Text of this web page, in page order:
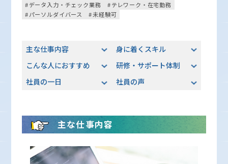
データ入力・チェック業務
テレワーク・在宅勤務
パーソルダイバース
未経験可
主な仕事内容
身に着くスキル
こんな人におすすめ
研修・サポート体制
社員の一日
社員の声
主な仕事内容